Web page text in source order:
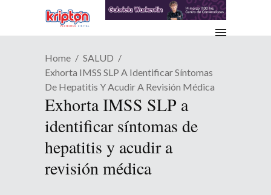
Home
SALUD
Exhorta IMSS SLP A Identificar Síntomas
De Hepatitis Y Acudir A Revisión Médica
Exhorta IMSS SLP a
identificar síntomas de
hepatitis y acudir a
revisión médica